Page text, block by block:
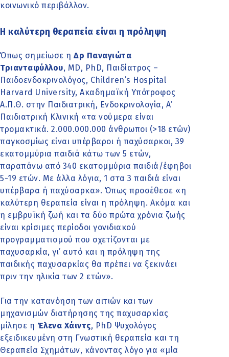
κοινωνικό περιβάλλον.
Η καλύτερη θεραπεία είναι η πρόληψη
Όπως σημείωσε η Δρ Παναγιώτα
Τριανταφύλλου, MD, PhD, Παιδίατρος –
Παιδοενδοκρινολόγος, Children’s Hospital
Harvard University, Ακαδημαϊκή Υπότροφος
Α.Π.Θ. στην Παιδιατρική, Ενδοκρινολογία, Α’
Παιδιατρική Κλινική «τα νούμερα είναι
τρομακτικά. 2.000.000.000 άνθρωποι (>18 ετών)
παγκοσμίως είναι υπέρβαροι ή παχύσαρκοι, 39
εκατομμύρια παιδιά κάτω των 5 ετών,
παραπάνω από 340 εκατομμύρια παιδιά/έφηβοι
5-19 ετών. Με άλλα λόγια, 1 στα 3 παιδιά είναι
υπέρβαρα ή παχύσαρκα». Όπως προσέθεσε «η
καλύτερη θεραπεία είναι η πρόληψη. Ακόμα και
η εμβρυϊκή ζωή και τα δύο πρώτα χρόνια ζωής
είναι κρίσιμες περίοδοι γονιδιακού
προγραμματισμού που σχετίζονται με
παχυσαρκία, γι’ αυτό και η πρόληψη της
παιδικής παχυσαρκίας θα πρέπει να ξεκινάει
πριν την ηλικία των 2 ετών».
Για την κατανόηση των αιτιών και των
μηχανισμών διατήρησης της παχυσαρκίας
μίλησε η Έλενα Χάιντς, PhD Ψυχολόγος
εξειδικευμένη στη Γνωστική θεραπεία και τη
Θεραπεία Σχημάτων, κάνοντας λόγο για «μία